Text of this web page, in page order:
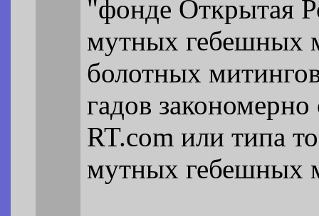
"фонде Открытая
мутных гебешных
болотных
гадов
RT.com или типа
мутных гебешных